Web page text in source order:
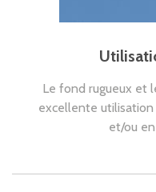
Le fond rugueux et
excellente utilisation
et/ou